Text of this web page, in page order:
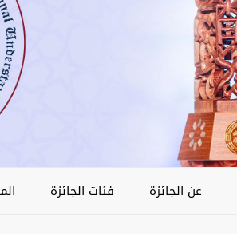
عن الجائزة فئات الجائزة